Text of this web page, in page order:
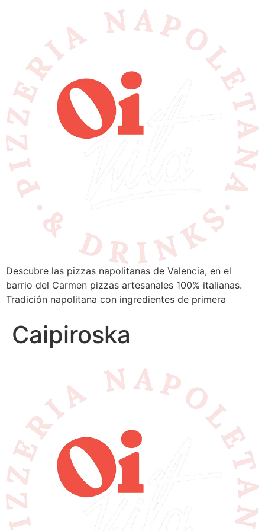
Descubre las pizzas napolitanas de Valencia, en el
barrio del Carmen pizzas artesanales 100% italianas.
Tradición napolitana con ingredientes de primera
Caipiroska